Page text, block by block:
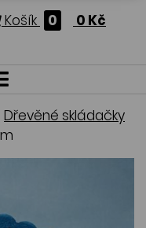
Košík 0 0 Kč
Dřevěné skládačky